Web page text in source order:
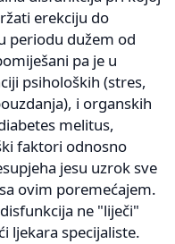
erekciju do
periodu dužem od
pa je u
psiholoških (stres,
i organskih
melitus,
faktori odnosno
jesu uzrok sve
ovim poremećajem.
ne "liječi"
ljekara specijaliste.